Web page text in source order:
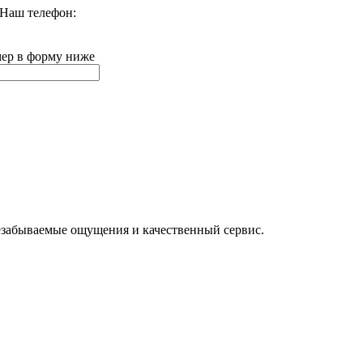
телефон:
в форму ниже
ощущения и качественный сервис.